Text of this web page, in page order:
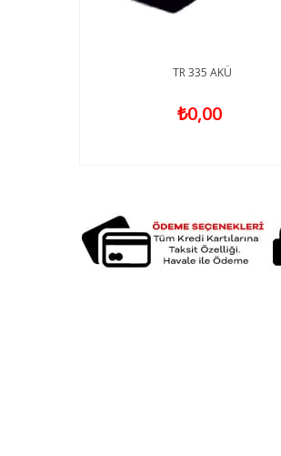
TR 335 AKÜ
₺0,00